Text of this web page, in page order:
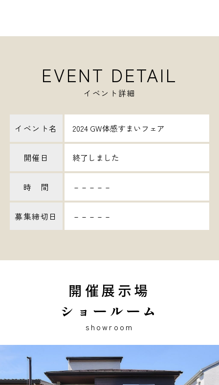
EVENT DETAIL
イベント詳細
イベント名 2024 GW体感すまいフェア
開催日 終了しました
時 間 －－－－－
募集締切日 －－－－－
開催展示場
ショールーム
showroom